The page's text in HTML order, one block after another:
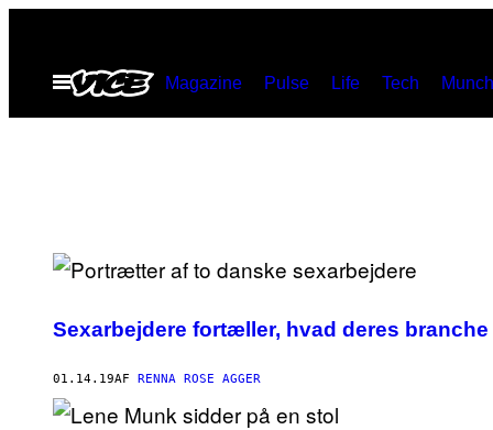
indhold
Åbn
Menu
Magazine Pulse Life Tech
Sexarbejdere fortæller, hvad deres
01.14.19AF RENNA ROSE AGGER